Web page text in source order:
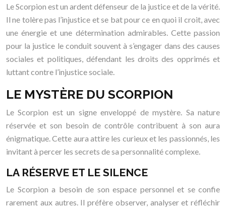
Le Scorpion est un ardent défenseur de la justice et de la vérité.
Il ne tolère pas l’injustice et se bat pour ce en quoi il croit, avec
une énergie et une détermination admirables. Cette passion
pour la justice le conduit souvent à s’engager dans des causes
sociales et politiques, défendant les droits des opprimés et
luttant contre l’injustice sociale.
LE MYSTÈRE DU SCORPION
Le Scorpion est un signe enveloppé de mystère. Sa nature
réservée et son besoin de contrôle contribuent à son aura
énigmatique. Cette aura attire les curieux et les passionnés, les
invitant à percer les secrets de sa personnalité complexe.
LA RÉSERVE ET LE SILENCE
Le Scorpion a besoin de son espace personnel et se confie
rarement aux autres. Il préfère observer, analyser et réfléchir